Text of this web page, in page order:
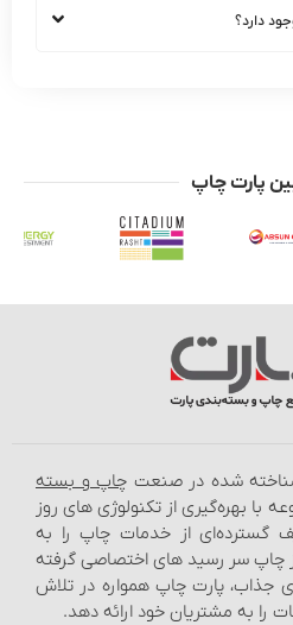
در صنعتچاپ و بسته‌
از تکنولوژی‌ های روز
از خدمات چاپ را به
های اختصاصی گرفته
چاپ همواره در تلاش
خود ارائه دهد.